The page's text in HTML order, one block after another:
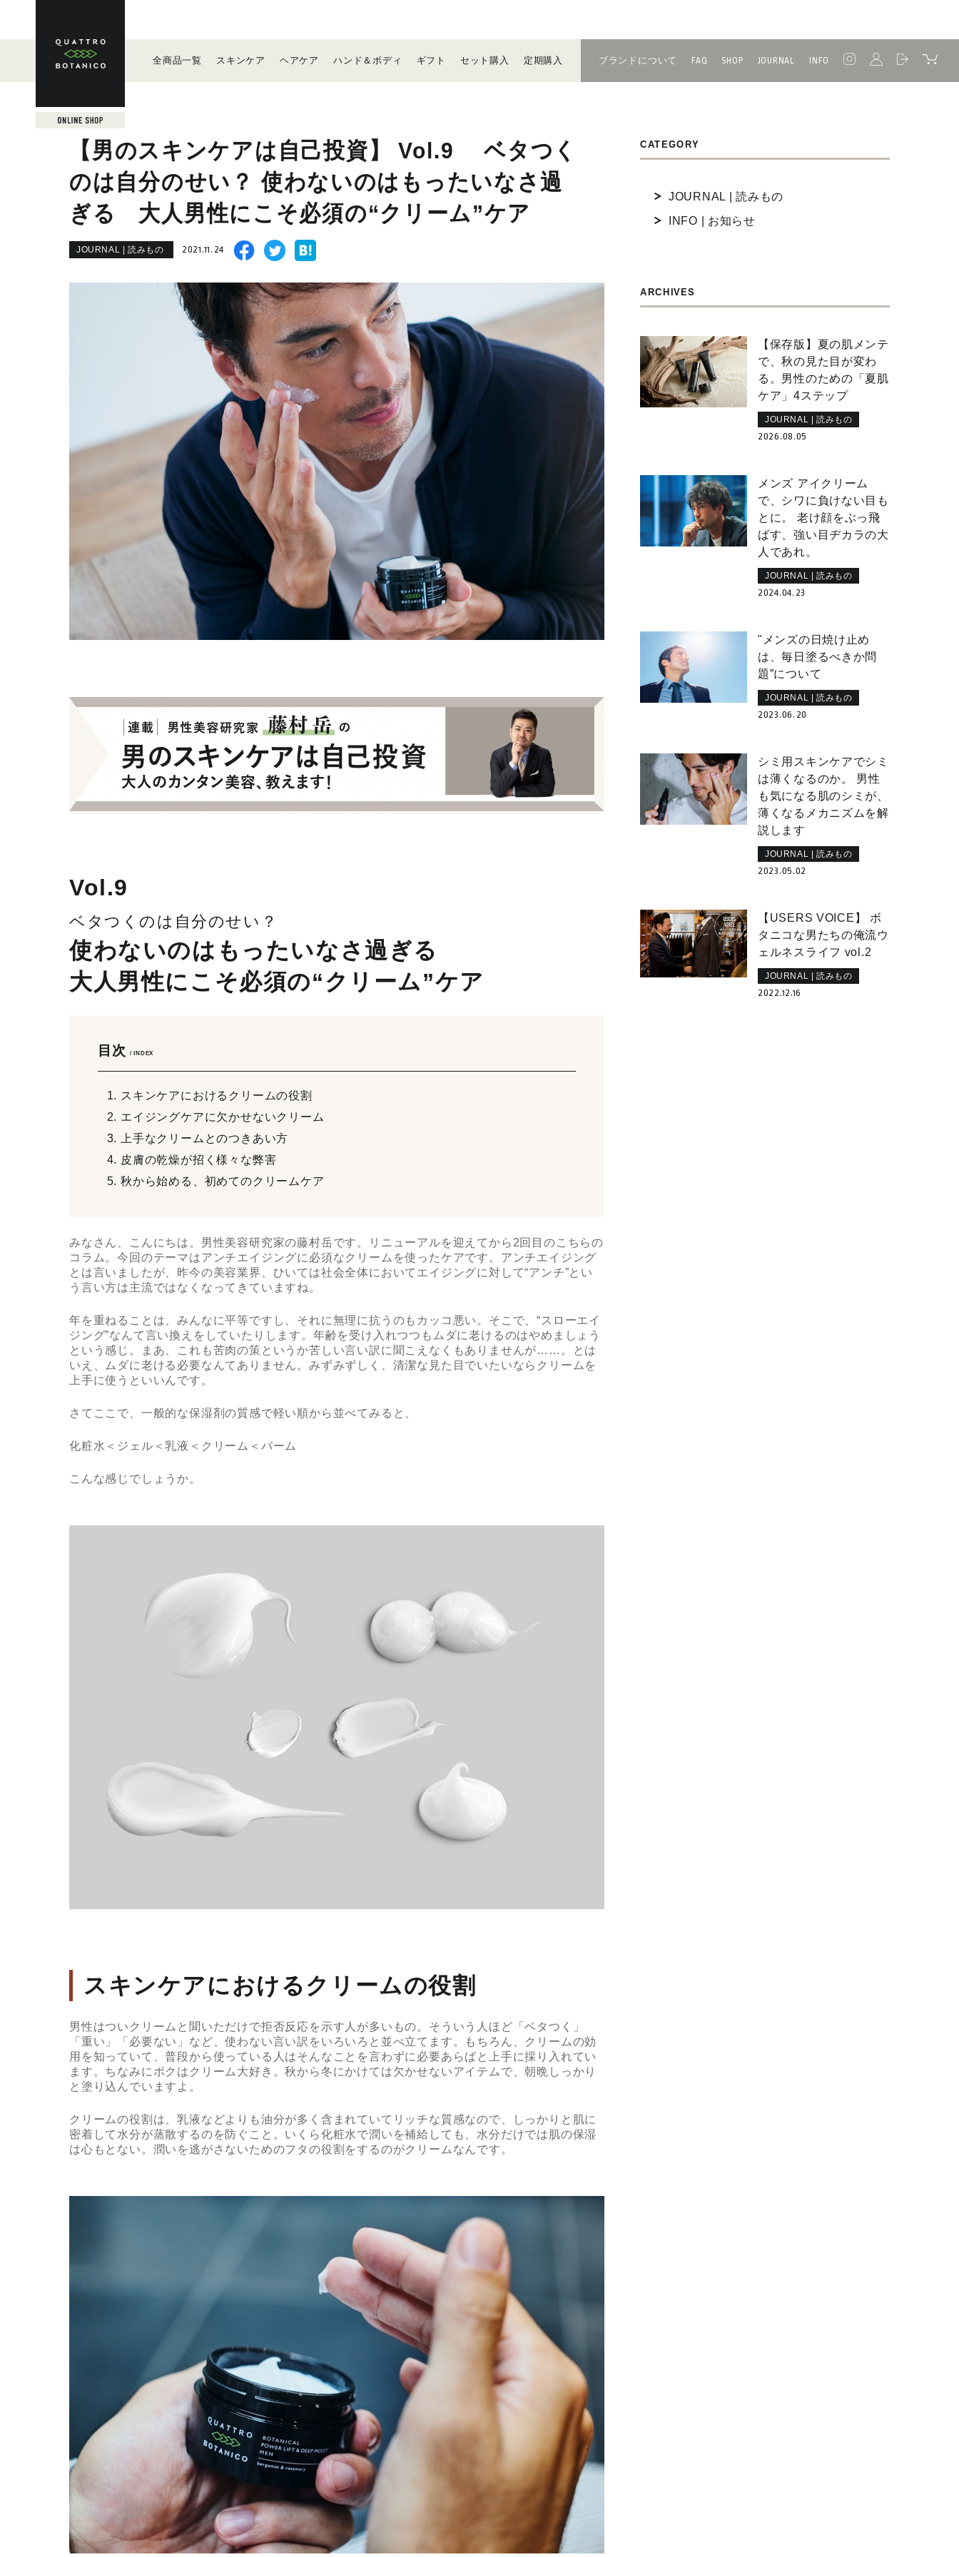
全商品一覧 スキンケア ヘアケア ハンド＆ボディ ギフト セット購入 定期購入 ブランド について FAQ SHOP JOURNAL INFO
【男のスキンケアは自己投資】 Vol.9 ベタつく
のは自分のせい？ 使わないのはもったいなさ過
ぎる 大人男性にこそ必須の“クリーム”ケア
JOURNAL | 読みもの 2021.11.24
Vol.9
ベタつくのは自分のせい？
使わないのはもったいなさ過ぎる
大人男性にこそ必須の“クリーム”ケア
目次 / INDEX
スキンケアにおけるクリームの役割
エイジングケアに欠かせないクリーム
上手なクリームとのつきあい方
皮膚の乾燥が招く様々な弊害
秋から始める、初めてのクリームケア
みなさん、こんにちは。男性美容研究家の藤村岳です。リニューアルを迎えてから2回目のこちらの
コラム。今回のテーマはアンチエイジングに必須なクリームを使ったケアです。アンチエイジング
とは言いましたが、昨今の美容業界、ひいては社会全体においてエイジングに対して“アンチ”とい
う言い方は主流ではなくなってきていますね。
年を重ねることは、みんなに平等ですし、それに無理に抗うのもカッコ悪い。そこで、“スローエイ
ジング”なんて言い換えをしていたりします。年齢を受け入れつつもムダに老けるのはやめましょう
という感じ。まあ、これも苦肉の策というか苦しい言い訳に聞こえなくもありませんが……。とは
いえ、ムダに老ける必要なんてありません。みずみずしく、清潔な見た目でいたいならクリームを
上手に使うといいんです。
さてここで、一般的な保湿剤の質感で軽い順から並べてみると、
化粧水＜ジェル＜乳液＜クリーム＜バーム
こんな感じでしょうか。
スキンケアにおけるクリームの役割
男性はついクリームと聞いただけで拒否反応を示す人が多いもの。そういう人ほど「ベタつく」
「重い」「必要ない」など、使わない言い訳をいろいろと並べ立てます。もちろん、クリームの効
用を知っていて、普段から使っている人はそんなことを言わずに必要あらばと上手に採り入れてい
ます。ちなみにボクはクリーム大好き。秋から冬にかけては欠かせないアイテムで、朝晩しっかり
と塗り込んでいますよ。
クリームの役割は、乳液などよりも油分が多く含まれていてリッチな質感なので、しっかりと肌に
密着して水分が蒸散するのを防ぐこと。いくら化粧水で潤いを補給しても、水分だけでは肌の保湿
は心もとない。潤いを逃がさないためのフタの役割をするのがクリームなんです。
CATEGORY
JOURNAL | 読みもの
INFO | お知らせ
ARCHIVES
【保存版】夏の肌メンテ
で、秋の見た目が変わ
る。男性のための「夏肌
ケア」4ステップ
JOURNAL | 読みもの
2026.08.05
メンズ アイクリーム
で、シワに負けない目も
とに。 老け顔をぶっ飛
ばす、強い目ヂカラの大
人であれ。
JOURNAL | 読みもの
2024.04.23
"メンズの日焼け止め
は、毎日塗るべきか問
題”について
JOURNAL | 読みもの
2023.06.20
シミ用スキンケアでシミ
は薄くなるのか。 男性
も気になる肌のシミが、
薄くなるメカニズムを解
説します
JOURNAL | 読みもの
2023.05.02
【USERS VOICE】 ボ
タニコな男たちの俺流ウ
ェルネスライフ vol.2
JOURNAL | 読みもの
2022.12.16